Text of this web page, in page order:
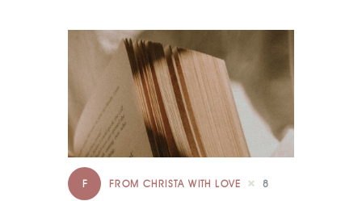
F FROM CHRISTA WITH LOVE 8